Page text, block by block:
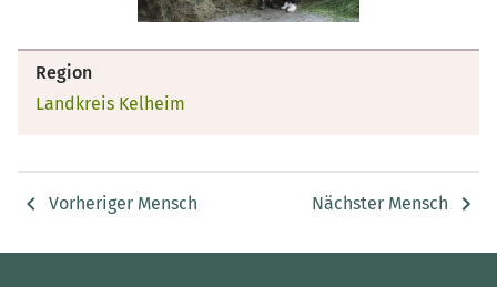
Region
Landkreis Kelheim
Vorheriger Mensch Nächster Mensch